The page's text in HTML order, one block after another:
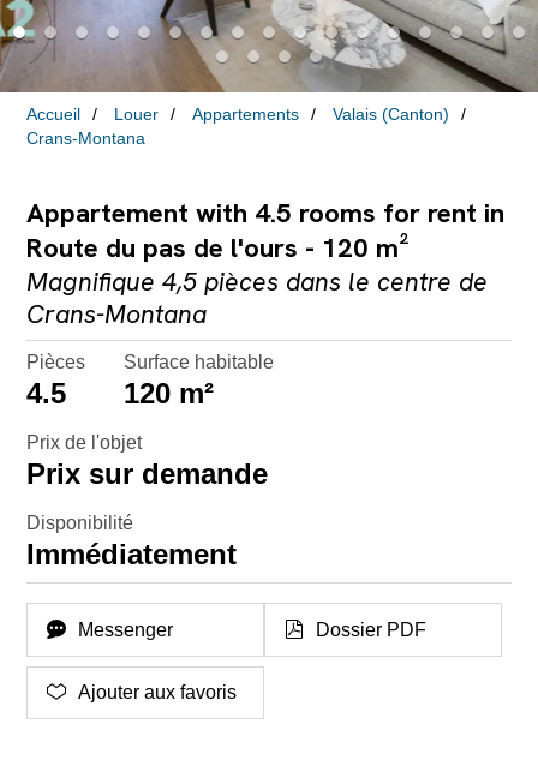
Accueil Louer Appartements
Valais (Canton)
Crans-Montana
Appartement with 4.5 rooms for rent in
Route du pas de l'ours - 120 m²
Magnifique 4,5 pièces dans le centre de
Crans-Montana
Pièces
4.5
Surface habitable
120 m²
Prix de l'objet
Prix sur demande
Disponibilité
Immédiatement
Messenger Dossier PDF
Ajouter aux favoris